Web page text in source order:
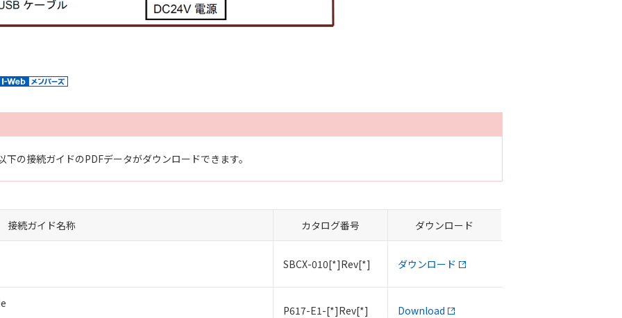
下の接続ガイドのPDFデータがダウンロードできます。
接続ガイド名称 カタログ番号 ダウンロード
SBCX-010[*]Rev[*] ダウンロード
P617-E1-[*]Rev[*] Download